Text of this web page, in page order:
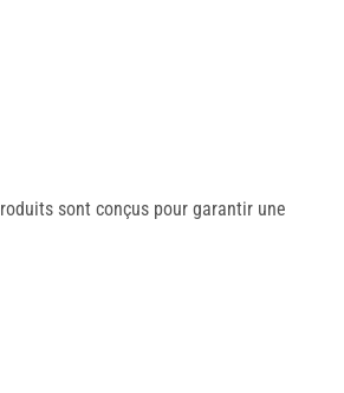
sont conçus pour garantir une